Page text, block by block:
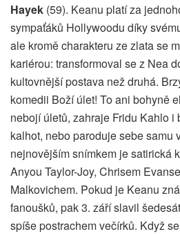
Hayek (59). Keanu platí za
sympaťáků Hollywoodu díky
ale kromě charakteru ze zlata se
kariérou: transformoval se z Nea
kultovnější postava než druhá.
komedii Boží úlet! To ani bohyně
nebojí úletů, zahraje Fridu Kahlo i
kalhot, nebo paroduje sebe samu
nejnovějším snímkem je satirická
Anyou Taylor-Joy, Chrisem
Malkovichem. Pokud je Keanu
fanoušků, pak 3. září slavil
spíše postrachem večírků. Když